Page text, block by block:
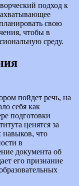
подход к
свою
чтобы в
среду.
пойдет речь, на
себя как
подготовки
ценятся за
навыков, что
в
документа об
его признание